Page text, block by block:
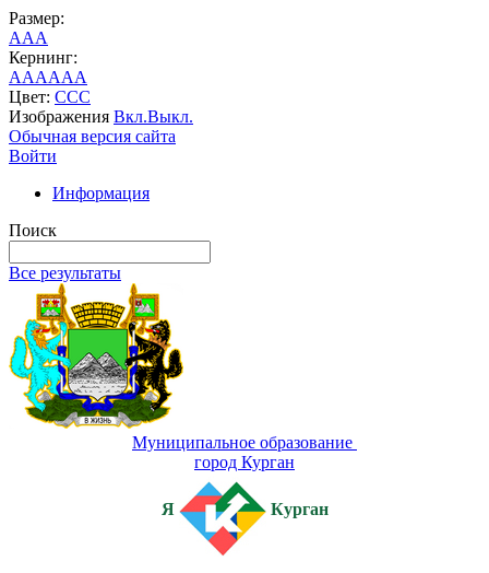
Размер:
AAA
Кернинг:
AAAAAA
Цвет: CCC
Изображения Вкл.Выкл.
Обычная версия сайта
Войти
Информация
Поиск
Все результаты
Муниципальное образование
город Курган
Я Курган